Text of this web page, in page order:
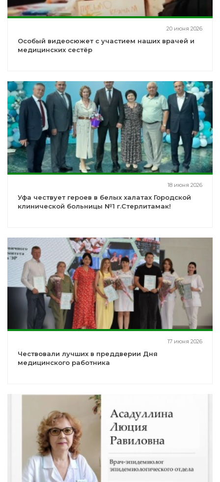
20 июня 2026
Особый видеосюжет с участием наших врачей и
медицинских сестёр
18 июня 2026
Уфа чествует героев в белых халатах Городской
клинической больницы №1 г.Стерлитамак!
17 июня 2026
Чествовали лучших в преддверии Дня
медицинского работника